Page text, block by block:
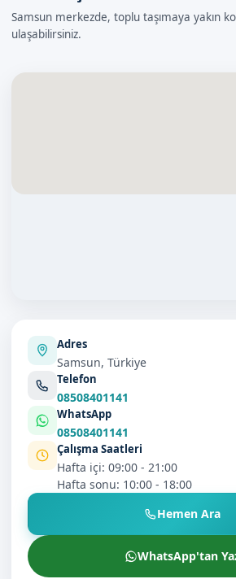
Samsun merkezde, toplu taşımaya yakın
ulaşabilirsiniz.
Adres
Samsun, Türkiye
Telefon
08508401141
WhatsApp
08508401141
Çalışma Saatleri
Hafta içi: 09:00 - 21:00
Hafta sonu: 10:00 - 18:00
Hemen Ara
WhatsApp'tan